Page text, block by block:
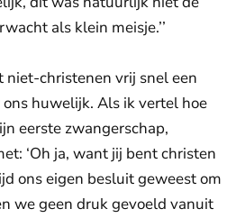
als klein meisje.’’
niet-christenen vrij snel een
huwelijk. Als ik vertel hoe
eerste zwangerschap,
‘Oh ja, want jij bent christen
ons eigen besluit geweest om
we geen druk gevoeld vanuit